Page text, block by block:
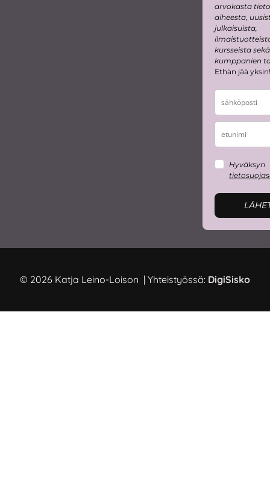
arvokasta
aiheesta,
julkaisuista,
kursseista sekä
kumppanien
Ethän jää yksin!
Hyväksyn
© 2026 Katja Leino-Loison | Yhteistyössä: DigiSisko